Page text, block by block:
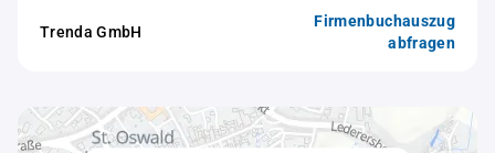
Trenda GmbH
Firmenbuchauszug
abfragen